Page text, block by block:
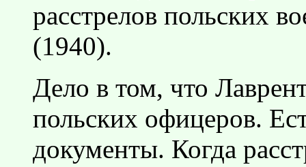
расстрелов польских
(1940).
Дело в том, что
польских офицеров.
документы. Когда